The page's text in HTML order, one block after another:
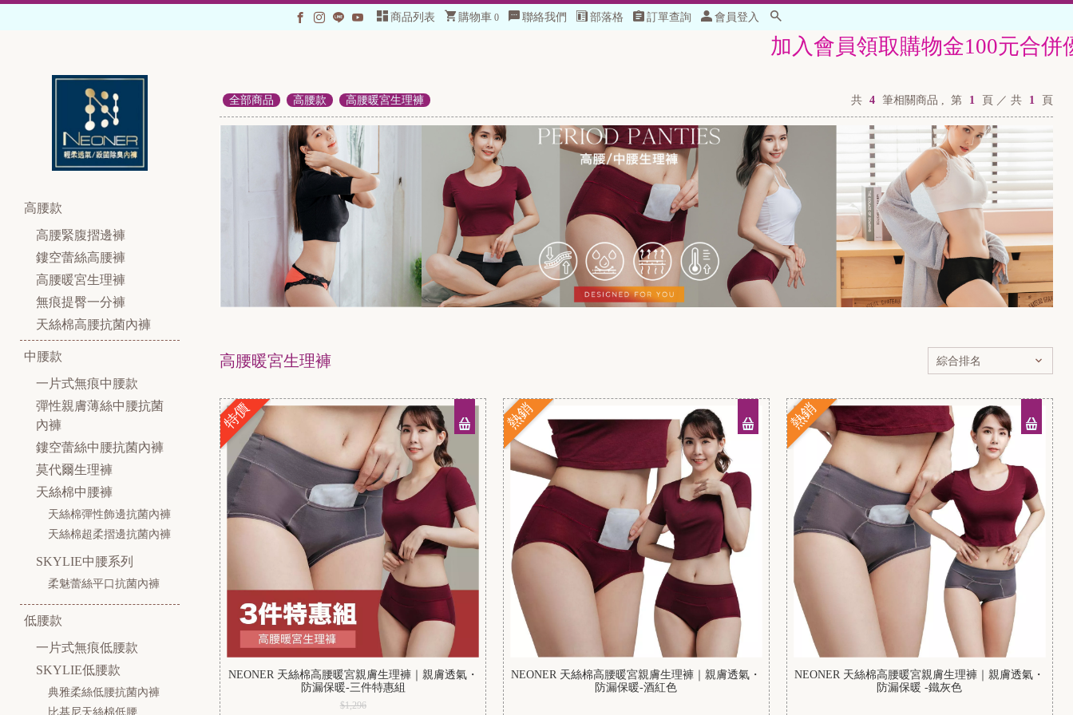
商品列表 購物車 0 聯絡我們 部落格 訂單查詢 會員登入
加入會員領取購物金100元合併優惠
高腰款
高腰緊腹摺邊褲
鏤空蕾絲高腰褲
高腰暖宮生理褲
無痕提臀一分褲
天絲棉高腰抗菌內褲
中腰款
一片式無痕中腰款
彈性親膚薄絲中腰抗菌
內褲
鏤空蕾絲中腰抗菌內褲
莫代爾生理褲
天絲棉中腰褲
天絲棉彈性飾邊抗菌內褲
天絲棉超柔摺邊抗菌內褲
SKYLIE中腰系列
柔魅蕾絲平口抗菌內褲
低腰款
一片式無痕低腰款
SKYLIE低腰款
典雅柔絲低腰抗菌內褲
比基尼天絲棉低腰
全部商品 高腰款 高腰暖宮生理褲 共 4 筆相關商品 , 第 1 頁 ／ 共 1 頁
高腰暖宮生理褲
特價
NEONER 天絲棉高腰暖宮親膚生理褲｜親膚透氣・
防漏保暖-三件特惠組
$1,296
熱銷
NEONER 天絲棉高腰暖宮親膚生理褲｜親膚透氣・
防漏保暖-酒紅色
熱銷
NEONER 天絲棉高腰暖宮親膚生理褲｜親膚透氣・
防漏保暖 -鐵灰色